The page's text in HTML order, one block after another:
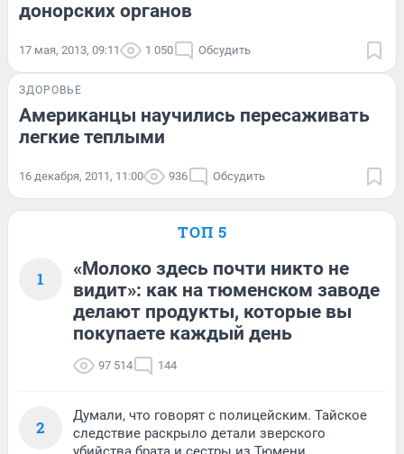
донорских органов
17 мая, 2013, 09:11 1 050 Обсудить
ЗДОРОВЬЕ
Американцы научились пересаживать
легкие теплыми
16 декабря, 2011, 11:00 936 Обсудить
ТОП 5
1
«Молоко здесь почти никто не
видит»: как на тюменском заводе
делают продукты, которые вы
покупаете каждый день
97 514 144
2
Думали, что говорят с полицейским. Тайское
следствие раскрыло детали зверского